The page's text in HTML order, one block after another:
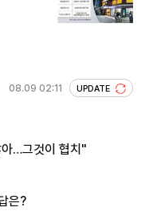
08.09 02:11 UPDATE
…그것이 협치"
은?